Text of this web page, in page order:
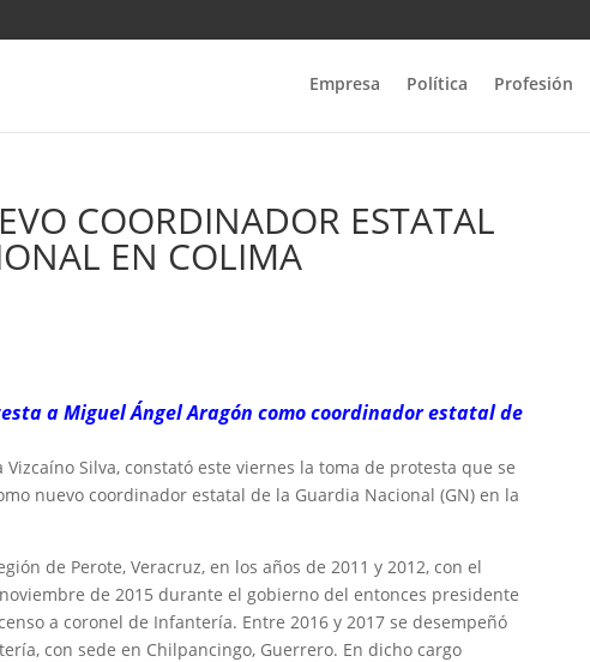
Empresa Política Profesión
COORDINADOR ESTATAL
EN COLIMA
a Miguel Ángel Aragón como coordinador estatal de
Silva, constató este viernes la toma de protesta que se
nuevo coordinador estatal de la Guardia Nacional (GN) en la
de Perote, Veracruz, en los años de 2011 y 2012, con el
de 2015 durante el gobierno del entonces presidente
a coronel de Infantería. Entre 2016 y 2017 se desempeñó
con sede en Chilpancingo, Guerrero. En dicho cargo